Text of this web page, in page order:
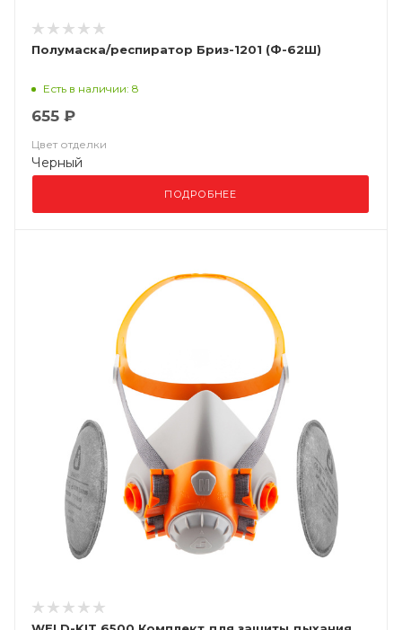
Полумаска/респиратор Бриз-1201 (Ф-62Ш)
Есть в наличии: 8
655 ₽
Цвет отделки
Черный
ПОДРОБНЕЕ